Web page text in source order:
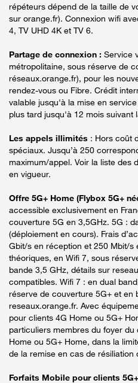
répéteurs dépend de la taille de
sur orange.fr). Connexion wifi
4, TV UHD 4K et TV 6.
Partage de connexion : Service
métropolitaine, sous réserve de
réseaux.orange.fr), pour les
rendez-vous ou Fibre. Crédit
valable jusqu'à la mise en
plus tard jusqu'à 12 mois suivant
Les appels illimités : Hors coût
spéciaux. Jusqu’à 250
maximum/appel. Voir la liste des
en vigueur.
Offre 5G+ Home (Flybox 5G+
accessible exclusivement en
couverture 5G en 3,5GHz. 5G :
(déploiement en cours). Frais
Gbit/s en réception et 250 Mbit/s
théoriques, en Wifi 7, sous
bande 3,5 GHz, détails sur
compatibles. Wifi 7 : en dual
réserve de couverture 5G+ et en
reseaux.orange.fr. Avec
pour clients 4G Home ou 5G+
particuliers membres du foyer
Home ou 5G+ Home, dans la
de la remise en cas de résiliation
Forfaits Mobile pour clients